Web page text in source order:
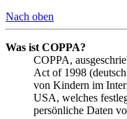
Nach oben
Was ist COPPA?
COPPA,
Act of 1998
von Kindern im
USA, welches
persönliche Daten